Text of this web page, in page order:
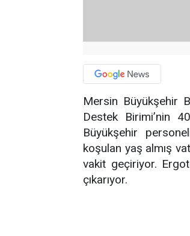
Mersin Büyükşehir
Destek Birimi’nin
Büyükşehir
koşulan yaş almış
vakit geçiriyor.
çıkarıyor.